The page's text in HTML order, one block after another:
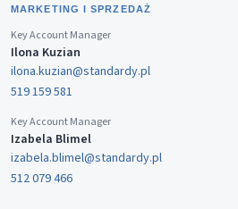
MARKETING I SPRZEDAŻ
Key Account Manager
Ilona Kuzian
ilona.kuzian@standardy.pl
519 159 581
Key Account Manager
Izabela Blimel
izabela.blimel@standardy.pl
512 079 466